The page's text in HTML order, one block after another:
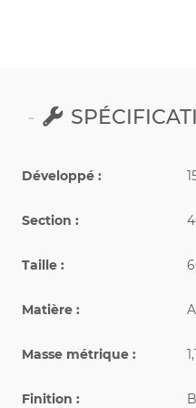
Développé :
Section :
Taille :
Matière :
Masse métrique :
Finition :